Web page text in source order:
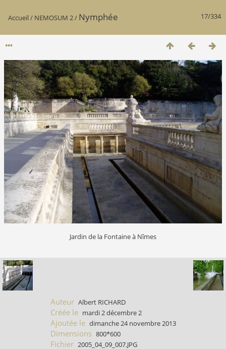
17/334
Accueil/ NEMOSUM 2/ Nymphée
Jardin de la Fontaine à Nîmes
Auteur Albert RICHARD
Créée le mardi 2 décembre 2
Ajoutée le dimanche 24 novembre 2013
Dimensions 800*600
Fichier 2005_04_09_007.JPG